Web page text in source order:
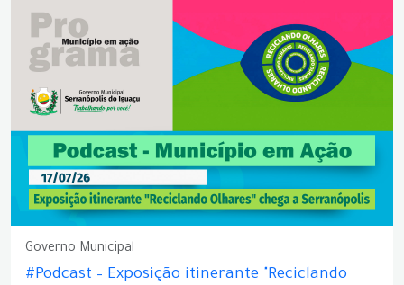
Governo Municipal
#Podcast – Exposição itinerante "Reciclando